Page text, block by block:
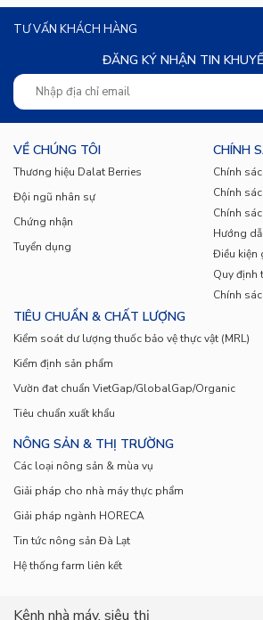
sáng, vỏ bóng, không có vết
Rửa sạch ớt chuông trước khi
Không nên ăn quá nhiều ớt
một ngày vì có thể gây khó
6. Mua ớt chuông xanh
ở đâu?
Dalat Berries – thương hiệu
sản phẩm rau củ quả tươi và các
Khách hàng
bao gồm tất cả các khách hàng cá
hàng và khách sạn trong mảng
Địa chỉ văn phòng: Số 37 đường
Vietnam
Kho hàng tại TP HCM: Số 68
Trung Sơn, Bình Hưng, Bình
City, Vietnam
Địa chỉ tại Lâm đồng: Thôn Xuân
TƯ VẤN KHÁCH HÀNG
ĐĂNG KÝ NHẬN TIN
VỀ CHÚNG TÔI
Thương hiệu Dalat Berries
Đội ngũ nhân sự
Chứng nhận
Tuyển dụng
CHÍNH
Chính
Chính
nhân
Chính
nhận
Hướng
Điều kiện
Quy định
Chính
TIÊU CHUẨN & CHẤT LƯỢNG
Kiểm soát dư lượng thuốc bảo vệ thực vật (MRL)
Kiểm định sản phẩm
Vườn đat chuẩn VietGap/GlobalGap/Organic
Tiêu chuẩn xuất khẩu
NÔNG SẢN & THỊ TRƯỜNG
Các loại nông sản & mùa vụ
Giải pháp cho nhà máy thực phẩm
Giải pháp ngành HORECA
Tin tức nông sản Đà Lạt
Hệ thống farm liên kết
Kênh nhà máy, siêu thị